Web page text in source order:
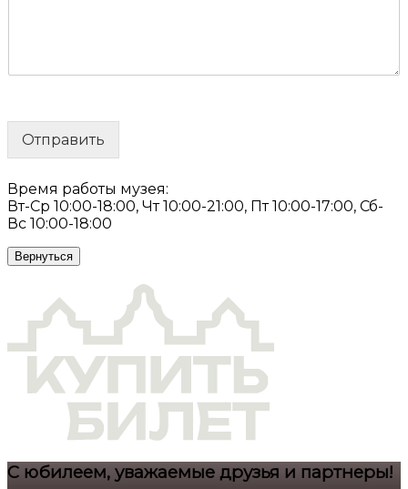
Отправить
Время работы музея:
Вт-Ср 10:00-18:00, Чт 10:00-21:00, Пт 10:00-17:00, Сб-
Вс 10:00-18:00
Вернуться
С юбилеем, уважаемые друзья и партнеры!